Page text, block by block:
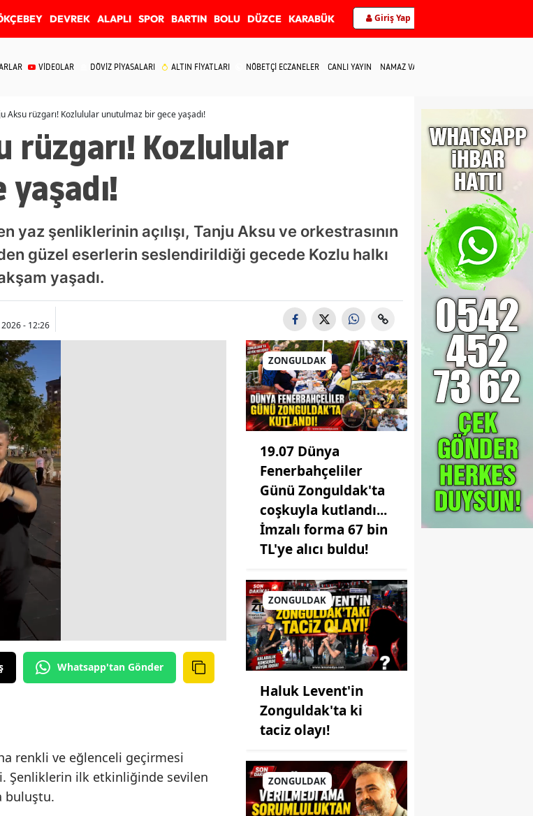
DEVREK ALAPLI SPOR BARTIN BOLU DÜZCE KARABÜK Giriş Yap
VİDEOLAR DÖVİZ PİYASALARI ALTIN FİYATLARI NÖBETÇİ ECZANELER CANLI YAYIN NAMAZ VAKİTLERİ
Aksu rüzgarı! Kozlulular unutulmaz bir gece yaşadı!
rüzgarı! Kozlulular
yaz şenliklerinin açılışı, Tanju Aksu ve orkestrasının
güzel eserlerin seslendirildiği gecede Kozlu halkı
yaşadı.
- 12:26
Whatsapp'tan Gönder
renkli ve eğlenceli geçirmesi
Şenliklerin ilk etkinliğinde sevilen
buluştu.
ZONGULDAK
19.07 Dünya
Fenerbahçeliler
Günü Zonguldak'ta
coşkuyla kutlandı...
İmzalı forma 67 bin
TL'ye alıcı buldu!
ZONGULDAK
Haluk Levent'in
Zonguldak'ta ki
taciz olayı!
ZONGULDAK